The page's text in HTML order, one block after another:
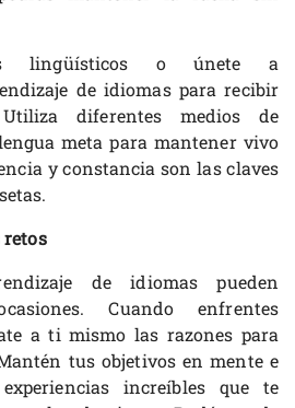
lingüísticos o únete a
de idiomas para recibir
diferentes medios de
meta para mantener vivo
y constancia son las claves
retos
de idiomas pueden
Cuando enfrentes
a ti mismo las razones para
tus objetivos en mente e
increíbles que te